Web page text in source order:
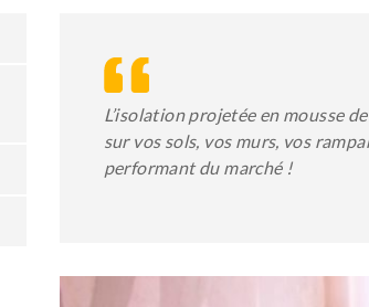
L’isolation projetée en mousse
sur vos sols, vos murs, vos
performant du marché !